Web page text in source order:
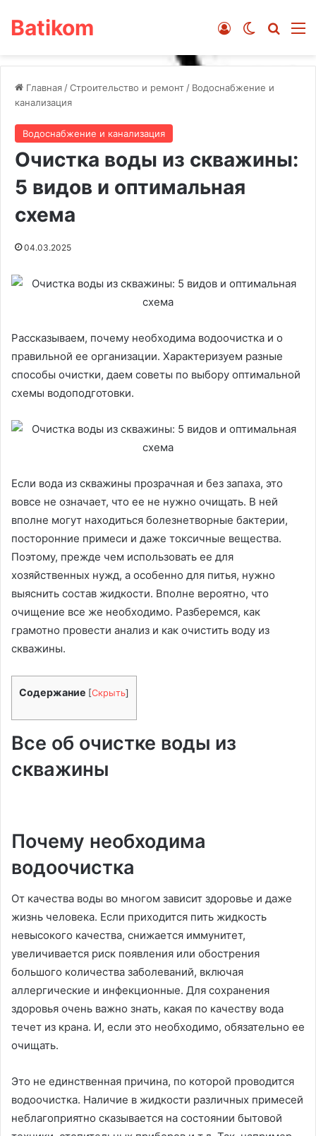
Batikom Switch skin
Войти
Главная /Строительство и ремонт / Водоснабжение и
канализация
Водоснабжение и канализация
Очистка воды из скважины:
5 видов и оптимальная
схема
04.03.2025
Рассказываем, почему необходима водоочистка и о
правильной ее организации. Характеризуем разные
способы очистки, даем советы по выбору оптимальной
схемы водоподготовки.
Если вода из скважины прозрачная и без запаха, это
вовсе не означает, что ее не нужно очищать. В ней
вполне могут находиться болезнетворные бактерии,
посторонние примеси и даже токсичные вещества.
Поэтому, прежде чем использовать ее для
хозяйственных нужд, а особенно для питья, нужно
выяснить состав жидкости. Вполне вероятно, что
очищение все же необходимо. Разберемся, как
грамотно провести анализ и как очистить воду из
скважины.
Содержание [Скрыть]
Все об очистке воды из
скважины
Почему необходима
водоочистка
От качества воды во многом зависит здоровье и даже
жизнь человека. Если приходится пить жидкость
невысокого качества, снижается иммунитет,
увеличивается риск появления или обострения
большого количества заболеваний, включая
аллергические и инфекционные. Для сохранения
здоровья очень важно знать, какая по качеству вода
течет из крана. И, если это необходимо, обязательно ее
очищать.
Это не единственная причина, по которой проводится
водоочистка. Наличие в жидкости различных примесей
неблагоприятно сказывается на состоянии бытовой